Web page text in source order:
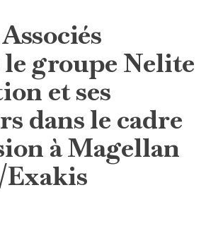
groupe Nelite
et ses
dans le cadre
à Magellan